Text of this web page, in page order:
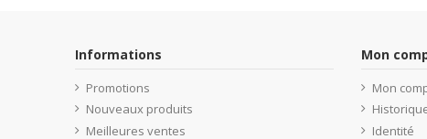
Informations
Promotions
Nouveaux produits
Meilleures ventes
Mon
Mon
Identité